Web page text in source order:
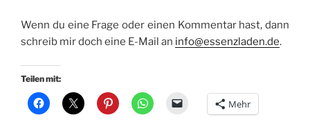
Wenn du eine Frage oder einen Kommentar hast, dann
schreib mir doch eine E-Mail an info@essenzladen.de.
Teilen mit:
Mehr